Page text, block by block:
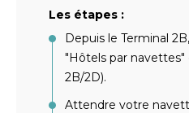
Les étapes :
Depuis le Terminal
"Hôtels par
2B/2D).
Attendre votre